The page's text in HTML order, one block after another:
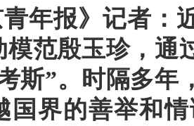
青年报》记者
模范殷玉珍，通
斯”。时隔多年
国界的善举和